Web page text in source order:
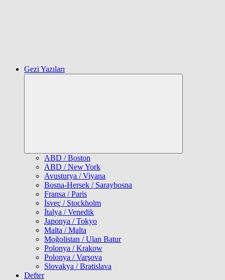
Gezi Yazıları
ABD / Boston
ABD / New York
Avusturya / Viyana
Bosna-Hersek / Saraybosna
Fransa / Paris
İsveç / Stockholm
İtalya / Venedik
Japonya / Tokyo
Malta / Malta
Moğolistan / Ulan Batur
Polonya / Krakow
Polonya / Varşova
Slovakya / Bratislava
Defter